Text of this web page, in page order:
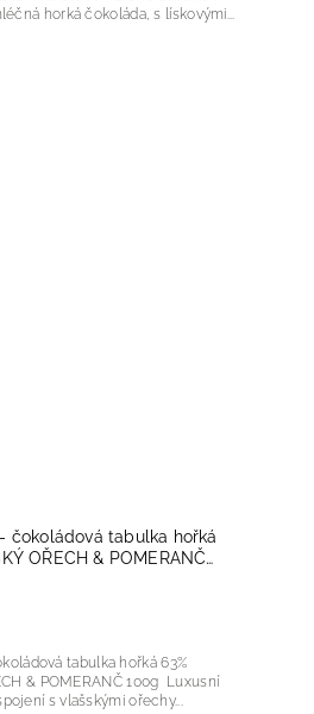
mléčná horká čokoláda, s lískovými...
čokoládová tabulka hořká
OŘECH & POMERANČ
tabulka hořká 63%
POMERANČ 100g Luxusní
s vlašskými ořechy...